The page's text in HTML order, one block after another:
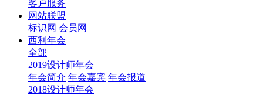
客户服务
网站联盟
标识网 会员网
西利年会
全部
2019设计师年会
年会简介 年会嘉宾 年会报道
2018设计师年会